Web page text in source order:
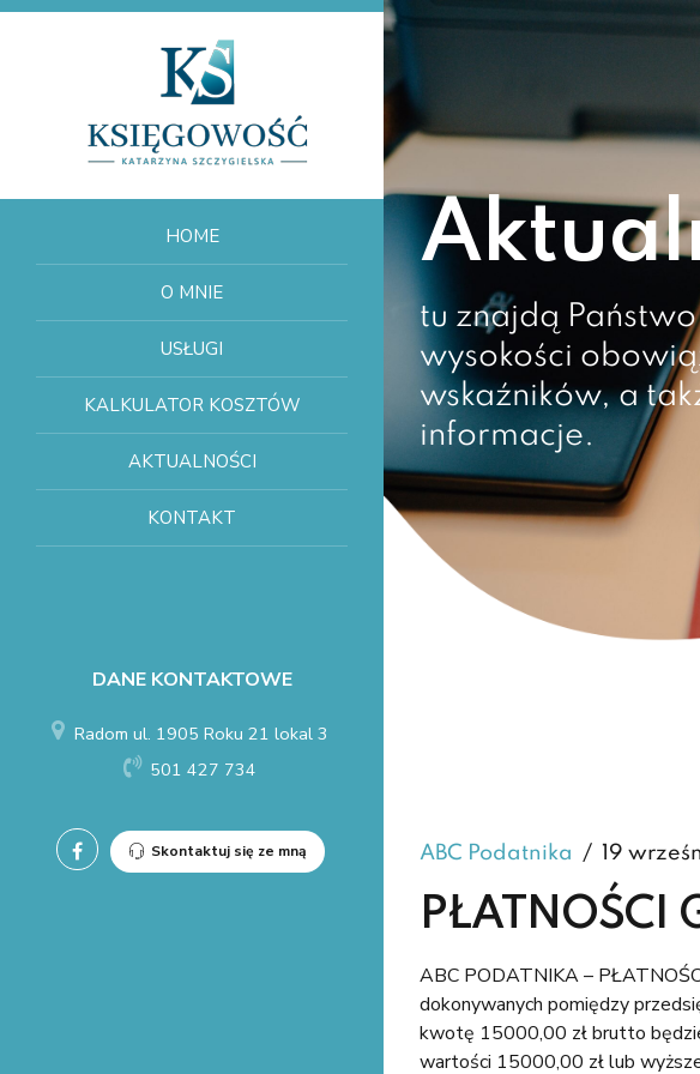
DANE KONTAKTOWE
Radom ul. 1905 Roku 21 lokal 3
501 427 734
Skontaktuj się ze mną
HOME
O MNIE
USŁUGI
KALKULATOR KOSZTÓW
AKTUALNOŚCI
KONTAKT
tu znajdą
wysokości
wskaźników, a
informacje.
ABC Podatnika 19
PŁATNOŚCI
ABC PODATNIKA –
dokonywanych pomiędzy
kwotę 15000,00 zł brutto
wartości 15000,00 zł lub